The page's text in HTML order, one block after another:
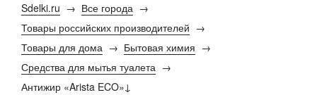
Sdelki.ru
Все города
Товары российских производителей
Товары для дома
Бытовая химия
Средства для мытья туалета
Антижир «Arista ECO»